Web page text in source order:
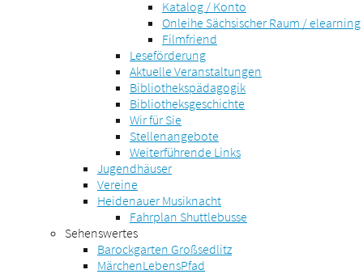
Katalog / Konto
Onleihe Sächsischer Raum / elearning
Filmfriend
Leseförderung
Aktuelle Veranstaltungen
Bibliothekspädagogik
Bibliotheksgeschichte
Wir für Sie
Stellenangebote
Weiterführende Links
Jugendhäuser
Vereine
Heidenauer Musiknacht
Fahrplan Shuttlebusse
Sehenswertes
Barockgarten Großsedlitz
MärchenLebensPfad